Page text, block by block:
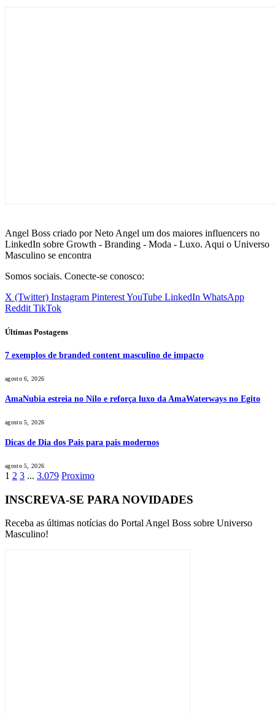
Angel Boss criado por Neto Angel um dos maiores influencers no
LinkedIn sobre Growth - Branding - Moda - Luxo. Aqui o Universo
Masculino se encontra
Somos sociais. Conecte-se conosco:
X (Twitter) Instagram PinterestYouTube LinkedIn WhatsApp
Reddit TikTok
Últimas Postagens
7 exemplos de branded content masculino de impacto
agosto 6, 2026
AmaNubia estreia no Nilo e reforça luxo da AmaWaterways no Egito
agosto 5, 2026
Dicas de Dia dos Pais para pais modernos
agosto 5, 2026
1 2 3 ... 3.079 Proximo
INSCREVA-SE PARA NOVIDADES
Receba as últimas notícias do Portal Angel Boss sobre Universo
Masculino!